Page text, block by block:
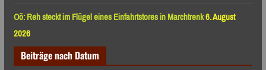
Oö: Reh steckt im Flügel eines Einfahrtstores in Marchtrenk6. August
2026
Beiträge nach Datum